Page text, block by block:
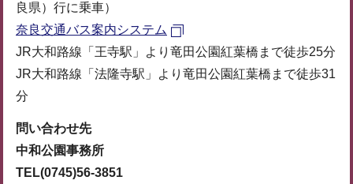
良県）行に乗車）
奈良交通バス案内システム
JR大和路線「王寺駅」より竜田公園紅葉橋まで徒歩25分
JR大和路線「法隆寺駅」より竜田公園紅葉橋まで徒歩31
分
問い合わせ先
中和公園事務所
TEL(0745)56-3851